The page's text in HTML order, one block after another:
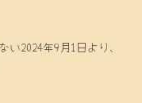
2024年9月1日より、